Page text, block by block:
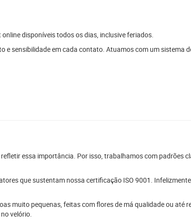
online disponíveis todos os dias, inclusive feriados.
e sensibilidade em cada contato. Atuamos com um sistema
essa importância. Por isso, trabalhamos com padrões
que sustentam nossa certificação ISO 9001.
muito pequenas, feitas com flores de má qualidade ou até
velório.